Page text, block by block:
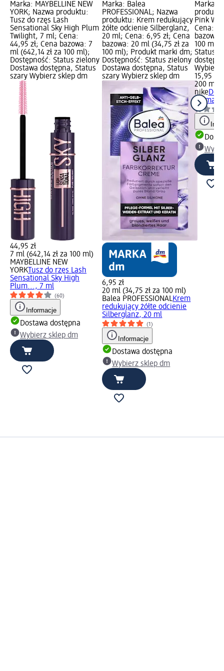
Marka: MAYBELLINE NEW
YORK; Nazwa produktu:
Tusz do rzęs Lash
Sensational Sky High Plum
Twilight, 7 ml; Cena:
44,95 zł; Cena bazowa: 7
ml (642,14 zł za 100 ml);
Dostępność: Status zielony
Dostawa dostępna, Status
szary Wybierz sklep dm
44,95 zł
7 ml (642,14 zł za 100 ml)
MAYBELLINE NEW
YORKTusz do rzęs Lash
Sensational Sky High
Plum..., 7 ml
(60)
Informacje
Dostawa dostępna
Wybierz sklep dm
Marka: Balea
PROFESSIONAL; Nazwa
produktu: Krem redukujący
żółte odcienie Silberglanz,
20 ml; Cena: 6,95 zł; Cena
bazowa: 20 ml (34,75 zł za
100 ml); Produkt marki dm;
Dostępność: Status zielony
Dostawa dostępna, Status
szary Wybierz sklep dm
6,95 zł
20 ml (34,75 zł za 100 ml)
Balea PROFESSIONALKrem
redukujący żółte odcienie
Silberglanz, 20 ml
(1)
Informacje
Dostawa dostępna
Wybierz sklep dm
Marka:
Pink
Cena:
bazowa:
100 ml);
Status
Wybierz
15,95 zł
200 ml
nike
Woman